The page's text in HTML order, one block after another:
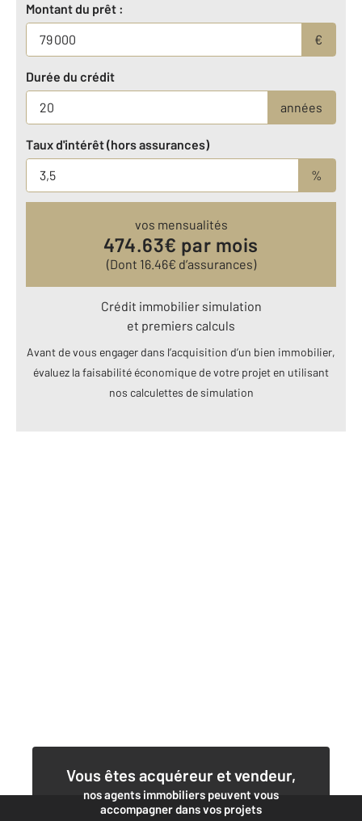
Montant du prêt :
€
Durée du crédit
années
Taux d'intérêt (hors assurances)
%
vos mensualités
474.63€ par mois
(Dont 16.46€ d’assurances)
Crédit immobilier simulation
et premiers calculs
Avant de vous engager dans l’acquisition d’un bien immobilier,
évaluez la faisabilité économique de votre projet en utilisant
nos calculettes de simulation
Vous êtes acquéreur et vendeur,
nos agents immobiliers peuvent vous
accompagner dans vos projets